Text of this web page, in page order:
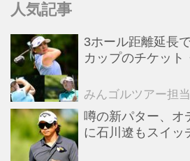
人気記事
3ホール距離延長
カップのチケット
ド】
みんゴルツアー担当
噂の新パター、オ
に石川遼もスイッ